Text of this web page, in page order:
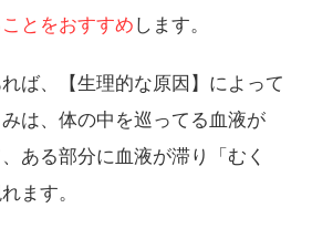
とをおすすめ します。
ば、【生理的な原因】によって
は、体の中を巡ってる血液が
ある部分に血液が滞り「むく
ます。